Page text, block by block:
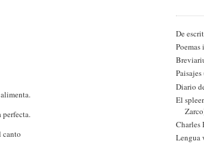
perfecta.
canto
De
Paisajes
Diario
El
Charles
Lengua